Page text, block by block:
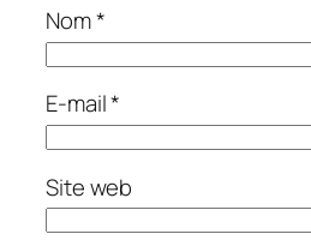
Nom*
E-mail*
Site web